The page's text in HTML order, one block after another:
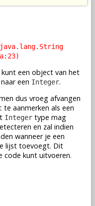
een object van het
een Integer.
dus vroeg afvangen
te aanmerken als een
Integer type mag
en zal indien
wanneer je een
lijst toevoegt. Dit
code kunt uitvoeren.